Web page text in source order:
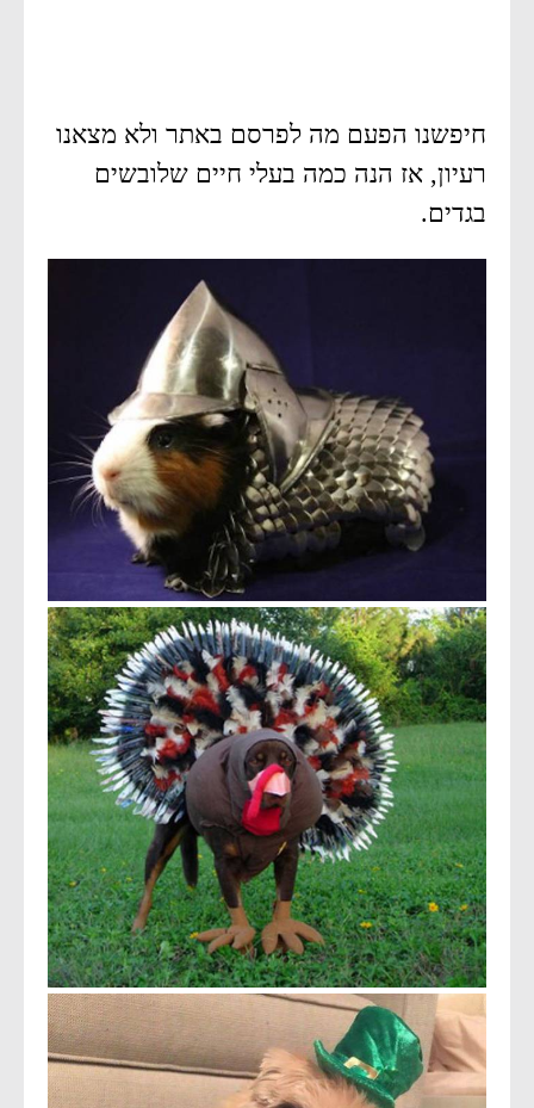
חיפשנו הפעם מה לפרסם באתר ולא מצאנו
רעיון, אז הנה כמה בעלי חיים שלובשים
בגדים.